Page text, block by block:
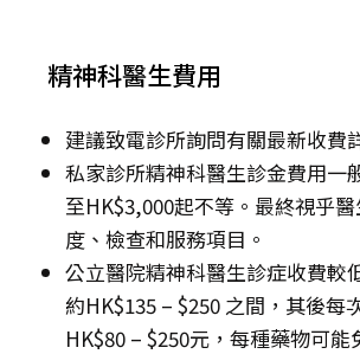
精神科醫生費用
建議致電診所詢問有關最新收費
私家診所精神科醫生診金費用一
至HK$3,000起不等。最終視乎
度、檢查和服務項目。
公立醫院精神科醫生診症收費較
約HK$135 – $250 之間，其後每
HK$80 – $250元，每種藥物可能